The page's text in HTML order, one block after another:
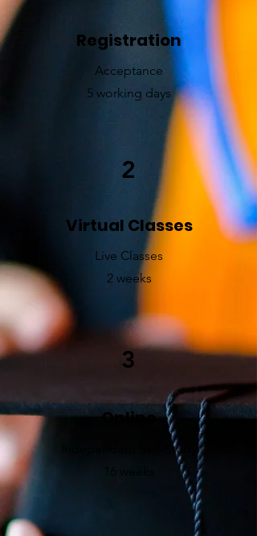
Registration
Acceptance
5 working days
2
Virtual Classes
Live Classes
2 weeks
3
Online
Independent Self-Study